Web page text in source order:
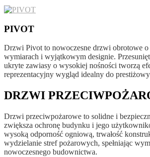
PIVOT
Drzwi Pivot to nowoczesne drzwi obrotowe
wymiarach i wyjątkowym designie.
ukryte zawiasy o wysokiej nośności tworzą
reprezentacyjny wygląd idealny do
DRZWI
Drzwi przeciwpożarowe to solidne i
zwiększa ochronę budynku i jego
wysoką odporność ogniową, trwałość
wydzielanie stref pożarowych, spełniając
nowoczesnego budownictwa.